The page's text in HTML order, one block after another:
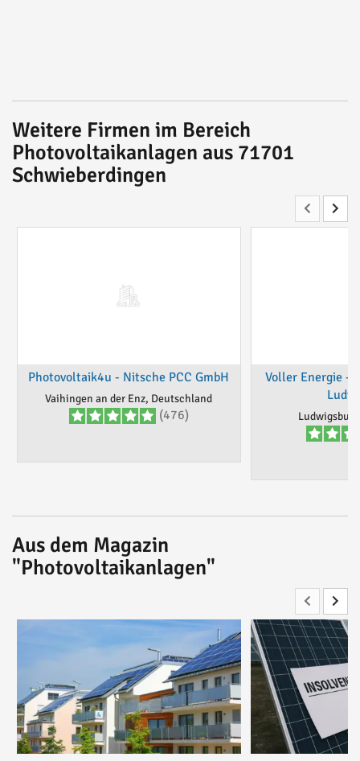
Weitere Firmen im Bereich
Photovoltaikanlagen aus 71701
Schwieberdingen
Photovoltaik4u - Nitsche PCC GmbH
Vaihingen an der Enz, Deutschland
(476)
Voller Energie -
Aus dem Magazin
"Photovoltaikanlagen"